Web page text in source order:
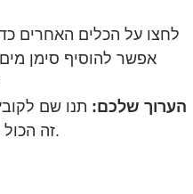
לחצו על הכלים האחרים
שמרו את ה-PDF הערוך שלכם: תנו שם
על הלחצן Save (שמירה). זה הכול.